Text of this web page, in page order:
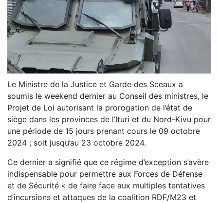
Le Ministre de la Justice et Garde des Sceaux a
soumis le weekend dernier au Conseil des ministres, le
Projet de Loi autorisant la prorogation de l’état de
siège dans les provinces de l’Ituri et du Nord-Kivu pour
une période de 15 jours prenant cours le 09 octobre
2024 ; soit jusqu’au 23 octobre 2024.
Ce dernier a signifié que ce régime d’exception s’avère
indispensable pour permettre aux Forces de Défense
et de Sécurité « de faire face aux multiples tentatives
d’incursions et attaques de la coalition RDF/M23 et